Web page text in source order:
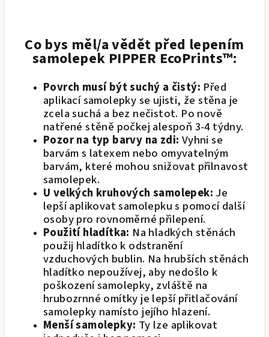
Co bys měl/a vědět před lepením
samolepek PIPPER EcoPrints™:
Povrch musí být suchý a čistý: Před
aplikací samolepky se ujisti, že stěna je
zcela suchá a bez nečistot. Po nově
natřené stěně počkej alespoň 3-4 týdny.
Pozor na typ barvy na zdi: Vyhni se
barvám s latexem nebo omyvatelným
barvám, které mohou snižovat přilnavost
samolepek.
U velkých kruhových samolepek: Je
lepší aplikovat samolepku s pomocí další
osoby pro rovnoměrné přilepení.
Použití hladítka: Na hladkých stěnách
použij hladítko k odstranění
vzduchových bublin. Na hrubších stěnách
hladítko nepoužívej, aby nedošlo k
poškození samolepky, zvláště na
hrubozrnné omítky je lepší přitlačování
samolepky namísto jejího hlazení.
Menší samolepky: Ty lze aplikovat